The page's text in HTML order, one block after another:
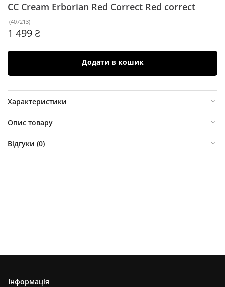
СС Cream Erborian Red Correct Red correct
(407213)
1 499 ₴
Додати в кошик
Характеристики
Опис товару
Відгуки (0)
Інформація